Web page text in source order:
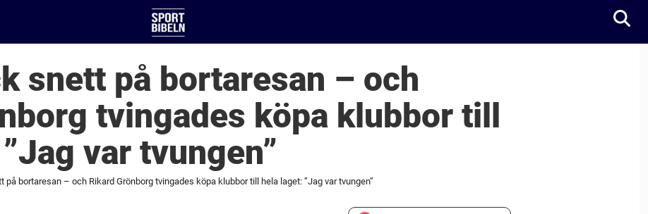
snett på bortaresan – och
tvingades köpa klubbor till
var tvungen”
på bortaresan – och Rikard Grönborg tvingades köpa klubbor till hela laget: ”Jag var tvungen”